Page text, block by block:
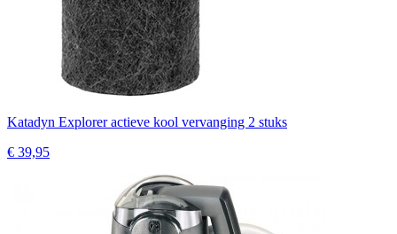
Katadyn Explorer actieve kool vervanging 2 stuks
€ 39,95